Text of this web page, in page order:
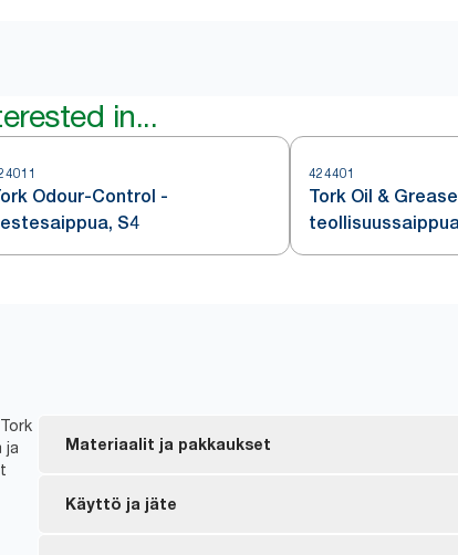
in...
Odour-Control -
S4
424401
Tork Oil &
ja
Materiaalit ja pakkaukset
Tork-vaahto ja -nestesaippuat valmistetaan
Käyttö ja jäte